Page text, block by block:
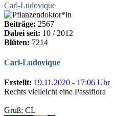
Carl-Ludovique
Beiträge: 2567
Dabei seit: 10 / 2012
Blüten: 7214
Carl-Ludovique
Erstellt: 19.11.2020 - 17:06 Uhr
Rechts vielleicht eine Passiflora
Gruß; CL